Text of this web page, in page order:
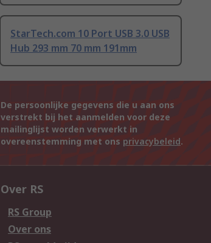
StarTech.com 10 Port USB 3.0 USB
Hub 293 mm 70 mm 191mm
De persoonlijke gegevens die u aan ons
verstrekt bij het aanmelden voor deze
mailinglijst worden verwerkt in
overeenstemming met ons privacybeleid.
Over RS
RS Group
Over ons